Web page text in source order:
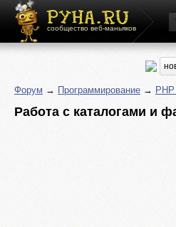
сообщество веб-маньяков
Форум → Программирование →
Работа с каталогами и